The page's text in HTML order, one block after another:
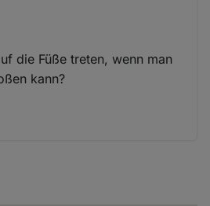
die Füße treten, wenn man
kann?